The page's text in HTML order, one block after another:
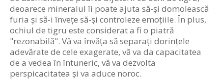
deoarece mineralul îi poate ajuta să-și domolească
furia și să-i învețe să-și controleze emoțiile. În plus,
ochiul de tigru este considerat a fi o piatră
"rezonabilă". Vă va învăța să separați dorințele
adevărate de cele exagerate, vă va da capacitatea
de a vedea în întuneric, vă va dezvolta
perspicacitatea și va aduce noroc.